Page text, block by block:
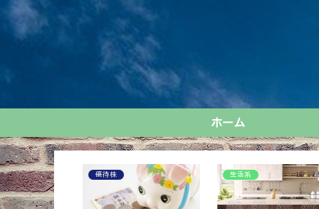
ホーム
WP困ったシリーズ 生活系